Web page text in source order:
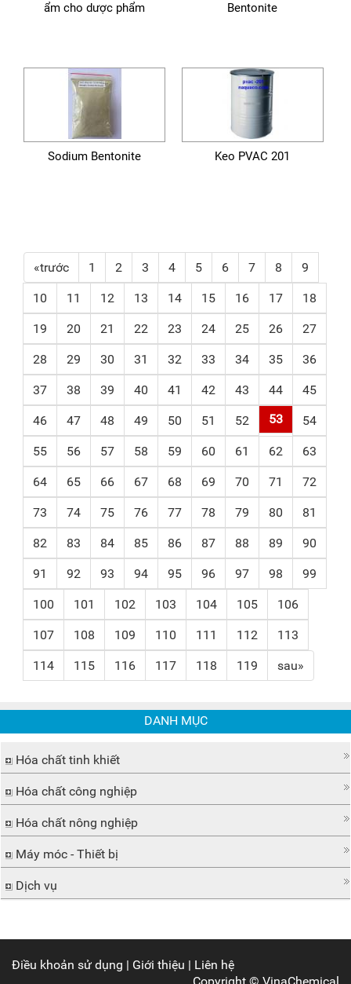
ẩm cho dược phẩm
Bentonite
Sodium Bentonite Keo PVAC 201
«trước 1 2 3 4 5 6 7 8 9
10 11 12 13 14 15 16 17 18
19 20 21 22 23 24 25 26 27
28 29 30 31 32 33 34 35 36
37 38 39 40 41 42 43 44 45
46 47 48 49 50 51 52 53 54
55 56 57 58 59 60 61 62 63
64 65 66 67 68 69 70 71 72
73 74 75 76 77 78 79 80 81
82 83 84 85 86 87 88 89 90
91 92 93 94 95 96 97 98 99
100 101 102 103 104 105 106
107 108 109 110 111 112 113
114 115 116 117 118 119 sau»
DANH MỤC
Hóa chất tinh khiết
Hóa chất công nghiệp
Hóa chất nông nghiệp
Máy móc - Thiết bị
Dịch vụ
Điều khoản sử dụng | Giới thiệu | Liên hệ